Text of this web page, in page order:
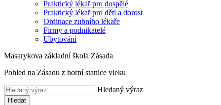
Praktický lékař pro dospělé
Praktický lékař pro děti a dorost
Ordinace zubního lékaře
Firmy a podnikatelé
Ubytování
Masarykova základní škola Zásada
Pohled na Zásadu z horní stanice vleku
Hledaný výraz
Hledat